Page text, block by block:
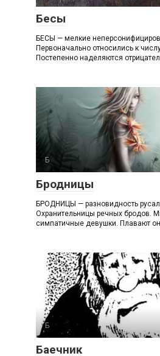
Бесы
БЕСЫ — мелкие
Первоначально относились к
Постепенно наделяются
Б
Бродницы
БРОДНИЦЫ — разновидность
Охранительницы речных бродов.
симпатичные девушки. Плавают
Б
Баечник